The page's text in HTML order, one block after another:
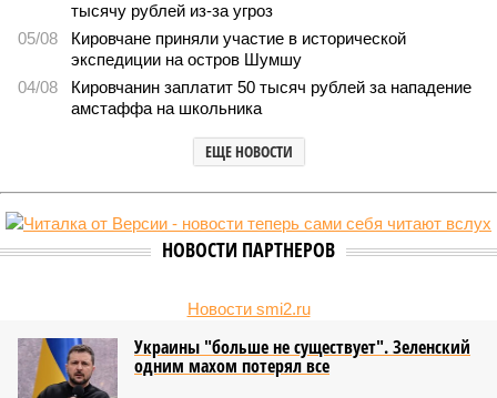
тысячу рублей из-за угроз
05/08
Кировчане приняли участие в исторической
экспедиции на остров Шумшу
04/08
Кировчанин заплатит 50 тысяч рублей за нападение
амстаффа на школьника
ЕЩЕ НОВОСТИ
НОВОСТИ ПАРТНЕРОВ
Новости smi2.ru
Украины "больше не существует". Зеленский
одним махом потерял все